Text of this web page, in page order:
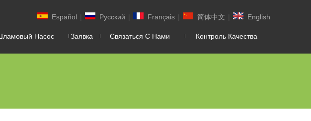
Español | Pусский | Français | 简体中文 | English
Насос Заявка Связаться С Нами Контроль Качества